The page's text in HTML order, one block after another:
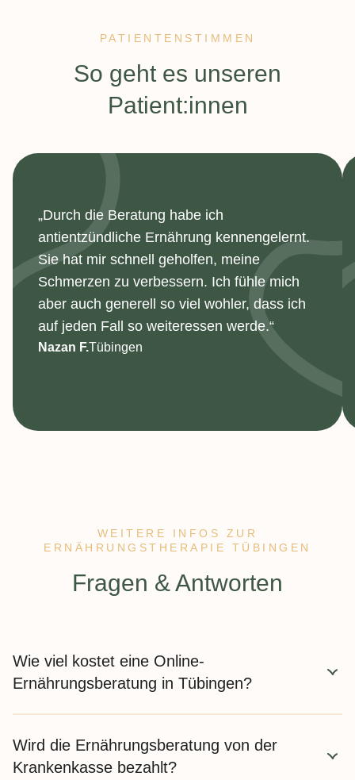
PATIENTENSTIMMEN
:
So geht es unseren
Patient:innen
„Durch die Beratung habe ich
antientzündliche Ernährung kennengelernt.
Sie hat mir schnell geholfen, meine
Schmerzen zu verbessern. Ich fühle mich
aber auch generell so viel wohler, dass ich
auf jeden Fall so weiteressen werde.“
Nazan F.Tübingen
WEITERE INFOS ZUR
ERNÄHRUNGSTHERAPIE TÜBINGEN
:
Fragen & Antworten
Wie viel kostet eine Online-
Ernährungsberatung in Tübingen?
Ernährungstherapie bewegt sich zwischen 190 und 400
Euro. In den meisten Fällen übernehmen die
Wird die Ernährungsberatung von der
Krankenkasse bezahlt?